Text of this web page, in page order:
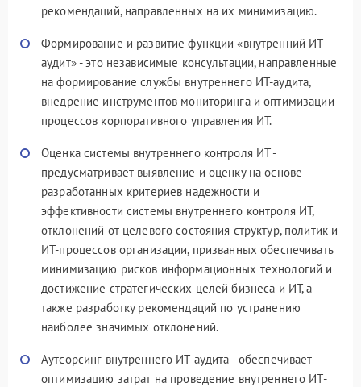
рекомендаций, направленных на их минимизацию.
Формирование и развитие функции «внутренний ИТ-
аудит» - это независимые консультации, направленные
на формирование службы внутреннего ИТ-аудита,
внедрение инструментов мониторинга и оптимизации
процессов корпоративного управления ИТ.
Оценка системы внутреннего контроля ИТ -
предусматривает выявление и оценку на основе
разработанных критериев надежности и
эффективности системы внутреннего контроля ИТ,
отклонений от целевого состояния структур, политик и
ИТ-процессов организации, призванных обеспечивать
минимизацию рисков информационных технологий и
достижение стратегических целей бизнеса и ИТ, а
также разработку рекомендаций по устранению
наиболее значимых отклонений.
Аутсорсинг внутреннего ИТ-аудита - обеспечивает
оптимизацию затрат на проведение внутреннего ИТ-